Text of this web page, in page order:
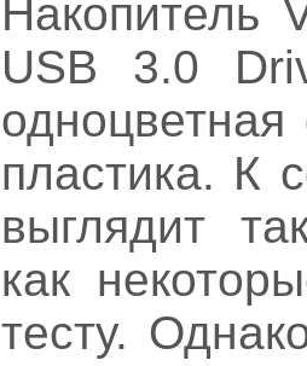
Накопитель
USB 3.0
пластика. К
выглядит
как
тесту.